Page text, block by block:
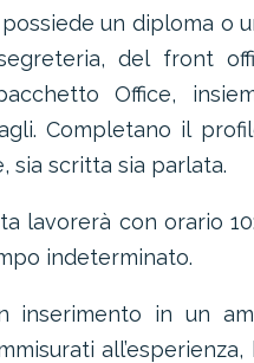
un diploma o
del front
Office,
Completano il
sia scritta sia parlata.
lavorerà con orario
indeterminato.
inserimento in un